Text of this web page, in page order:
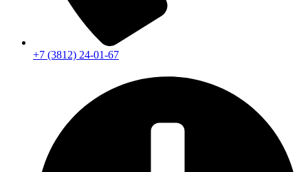
+7 (3812) 24-01-67